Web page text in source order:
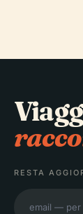
RESTA